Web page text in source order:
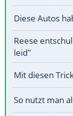
Diese Autos
Reese
leid"
Mit diesen
So nutzt man